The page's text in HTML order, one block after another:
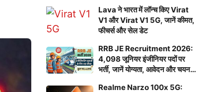
Lava ने भारत में लॉन्च किए Virat
V1 और Virat V1 5G, जानें कीमत,
फीचर्स और सेल डेट
RRB JE Recruitment 2026:
4,098 जूनियर इंजीनियर पदों पर
भर्ती, जानें योग्यता, आवेदन और चयन
Realme Narzo 100x 5G: